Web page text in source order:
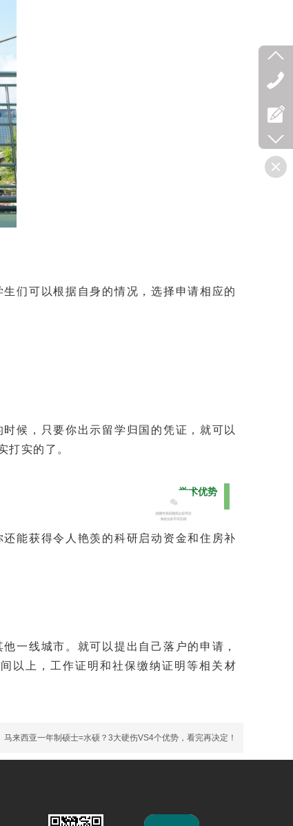
们可以根据自身的情况，选择申请相应的
候，只要你出示留学归国的凭证，就可以
打实的了。
学术优势
能获得令人艳羡的科研启动资金和住房补
一线城市。就可以提出自己落户的申请，
以上，工作证明和社保缴纳证明等相关材
马来西亚一年制硕士=水硕？3大硬伤VS4个优势，看完再决定！